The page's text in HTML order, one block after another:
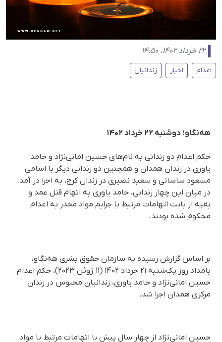
۲۲ خرداد ۱۴۰۲، ۱۴:۵۰
اعدام اخبار زندانیان
هه‌نگاو؛ دوشنبه ۲۲ خرداد ۱۴۰۲
حکم اعدام دو زندانی به نام‌های حسین امانی‌نژاد و حامد
یاوری در زندان همدان و همچنین دو زندانی دیگر با اسامی
مسعود ساسانی و سعید نصیری در زندان کرج، به اجرا در آمد.
در میان این چهار زندانی، حامد یاوری به اتهام قتل عمد و
بقیه از بابت اتهامات مرتبط با جرایم مواد مخدر به اعدام
محکوم شده بودند.
بر اساس گزارش رسیده به سازمان حقوق بشری هه‌نگاو،
بامداد روز یک‌شنبه ۲۱ خرداد ۱۴۰۲ (۱۱ ژوئن ۲۰۲۳)، حکم اعدام
حسین امانی‌نژاد و حامد یاوری، زندانیان محبوس در زندان
مرکزی همدان اجرا شد.
حسین امانی‌نژاد از چهار سال پیش با اتهامات مرتبط با مواد